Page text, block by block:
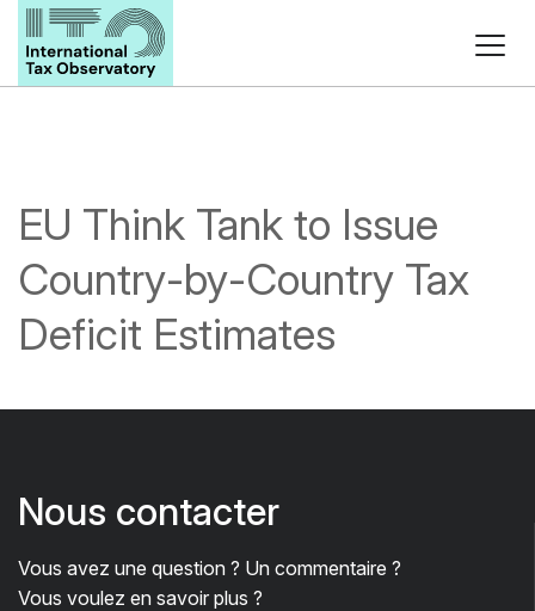
EU Think Tank to Issue
Country-by-Country Tax
Deficit Estimates
Nous contacter
Vous avez une question ? Un commentaire ?
Vous voulez en savoir plus ?